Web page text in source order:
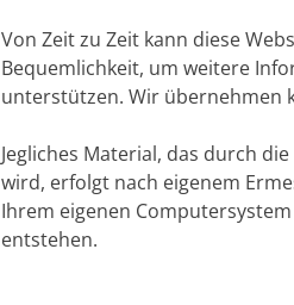
Von Zeit zu Zeit kann diese
Bequemlichkeit, um weitere
unterstützen. Wir übernehmen
Jegliches Material, das durch
wird, erfolgt nach eigenem
Ihrem eigenen
entstehen.